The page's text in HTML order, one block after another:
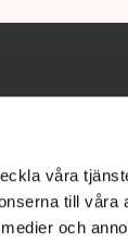
våra
till våra
och